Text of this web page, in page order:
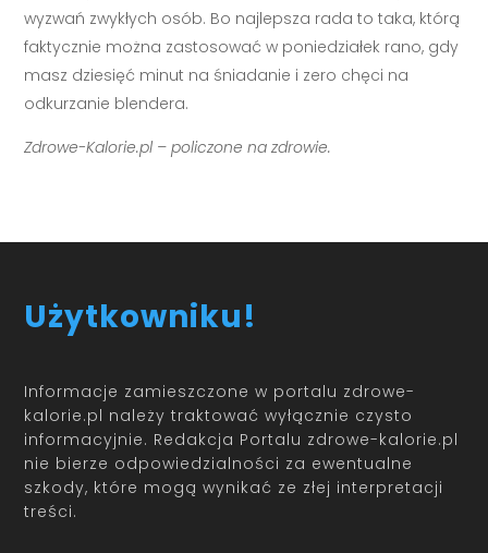
wyzwań zwykłych osób. Bo najlepsza rada to taka, którą
faktycznie można zastosować w poniedziałek rano, gdy
masz dziesięć minut na śniadanie i zero chęci na
odkurzanie blendera.
Zdrowe-Kalorie.pl – policzone na zdrowie.
Użytkowniku!
Informacje zamieszczone w portalu zdrowe-
kalorie.pl należy traktować wyłącznie czysto
informacyjnie. Redakcja Portalu zdrowe-kalorie.pl
nie bierze odpowiedzialności za ewentualne
szkody, które mogą wynikać ze złej interpretacji
treści.